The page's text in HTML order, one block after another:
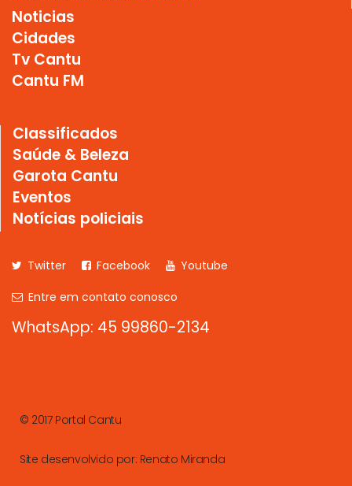
Noticias
Cidades
Tv Cantu
Cantu FM
Classificados
Saúde & Beleza
Garota Cantu
Eventos
Notícias policiais
Twitter Facebook
Youtube
Entre em contato conosco
WhatsApp: 45 99860-2134
© 2017 Portal Cantu
Site desenvolvido por: Renato Miranda